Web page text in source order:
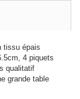
tissu épais
4 piquets
qualitatif
grande table